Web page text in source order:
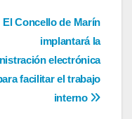
El Concello de Marín
implantará la
electrónica
facilitar el trabajo
interno